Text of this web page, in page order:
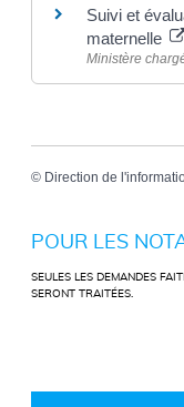
Suivi et
maternelle
Ministère
© Direction de
POUR LES
SEULES LES DEMANDES
SERONT TRAITÉES.